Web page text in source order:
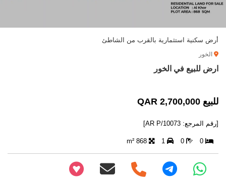
أرض سكنية استثمارية بالقرب من الشاطئ
الخور
ارض للبيع في الخور
للبيع 2,700,000 QAR
[رقم المرجع: AR P/10073]
0
0
1
868 m²